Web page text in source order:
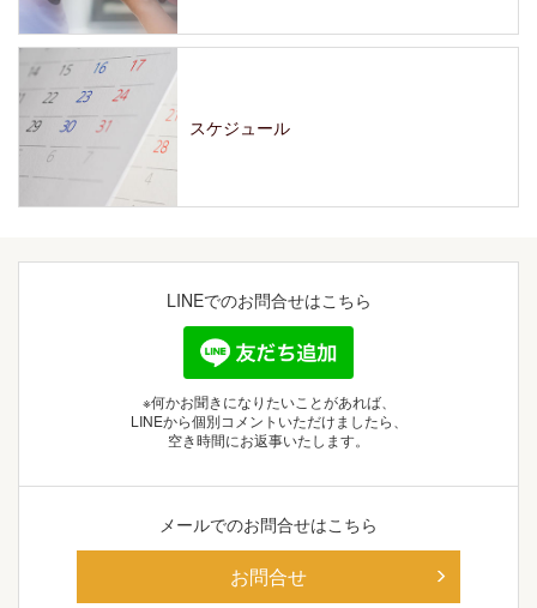
LINEでのお問合せはこちら
※何かお聞きになりたいことがあれば、
LINEから個別コメントいただけましたら、
空き時間にお返事いたします。
メールでのお問合せはこちら
お問合せ
スケジュール